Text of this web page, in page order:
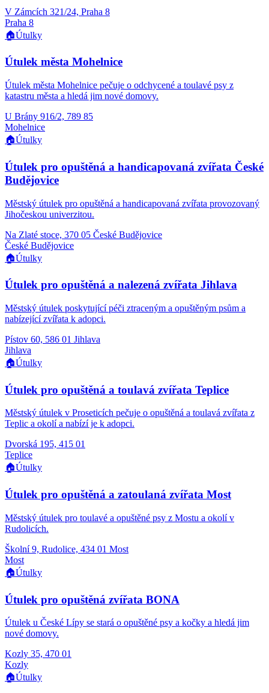
V Zámcích 321/24, Praha 8
Praha 8
🏠Útulky
Útulek města Mohelnice
Útulek města Mohelnice pečuje o odchycené a toulavé psy z
katastru města a hledá jim nové domovy.
U Brány 916/2, 789 85
Mohelnice
🏠Útulky
Útulek pro opuštěná a handicapovaná zvířata České
Budějovice
Městský útulek pro opuštěná a handicapovaná zvířata provozovaný
Jihočeskou univerzitou.
Na Zlaté stoce, 370 05 České Budějovice
České Budějovice
🏠Útulky
Útulek pro opuštěná a nalezená zvířata Jihlava
Městský útulek poskytující péči ztraceným a opuštěným psům a
nabízející zvířata k adopci.
Pístov 60, 586 01 Jihlava
Jihlava
🏠Útulky
Útulek pro opuštěná a toulavá zvířata Teplice
Městský útulek v Proseticích pečuje o opuštěná a toulavá zvířata z
Teplic a okolí a nabízí je k adopci.
Dvorská 195, 415 01
Teplice
🏠Útulky
Útulek pro opuštěná a zatoulaná zvířata Most
Městský útulek pro toulavé a opuštěné psy z Mostu a okolí v
Rudolicích.
Školní 9, Rudolice, 434 01 Most
Most
🏠Útulky
Útulek pro opuštěná zvířata BONA
Útulek u České Lípy se stará o opuštěné psy a kočky a hledá jim
nové domovy.
Kozly 35, 470 01
Kozly
🏠Útulky